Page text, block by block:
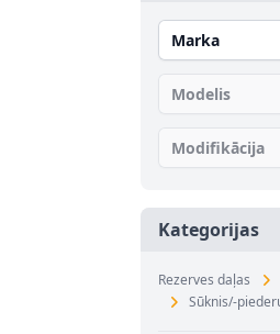
Marka
Modelis
Modifikācija
Kategorijas
Rezerves daļas
Sūknis/-